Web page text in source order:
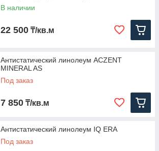
В наличии
22 500 ₸/кв.м
Антистатический линолеум ACZENT
MINERAL AS
Под заказ
7 850 ₸/кв.м
Антистатический линолеум IQ ERA
Под заказ